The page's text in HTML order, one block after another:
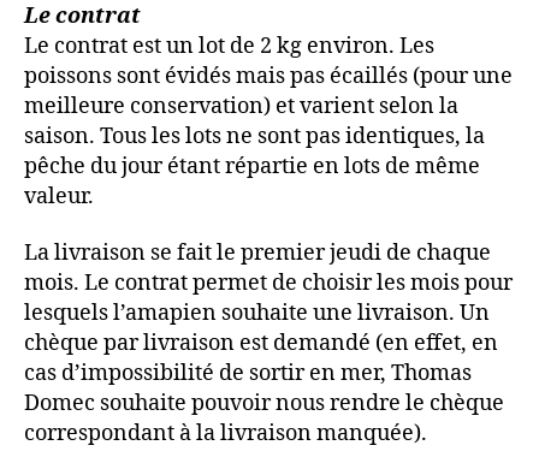
Le contrat
Le contrat est un lot de 2 kg environ. Les
poissons sont évidés mais pas écaillés (pour une
meilleure conservation) et varient selon la
saison. Tous les lots ne sont pas identiques, la
pêche du jour étant répartie en lots de même
valeur.
La livraison se fait le premier jeudi de chaque
mois. Le contrat permet de choisir les mois pour
lesquels l’amapien souhaite une livraison. Un
chèque par livraison est demandé (en effet, en
cas d’impossibilité de sortir en mer, Thomas
Domec souhaite pouvoir nous rendre le chèque
correspondant à la livraison manquée).